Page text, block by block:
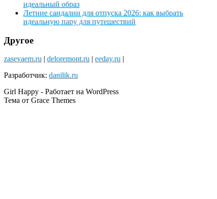
идеальный образ
Летние сандалии для отпуска 2026: как выбрать
идеальную пару для путешествий
Другое
zasevaem.ru | deloremont.ru | eeday.ru |
Разработчик: danilik.ru
Girl Happy - Работает на WordPress
Тема от Grace Themes